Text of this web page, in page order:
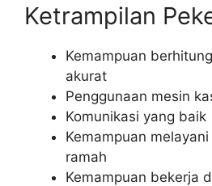
Ketrampilan
Kemampuan
akurat
Penggunaan mesin
Komunikasi yang baik
Kemampuan
ramah
Kemampuan bekerja